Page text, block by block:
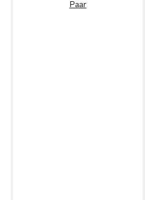
Paar